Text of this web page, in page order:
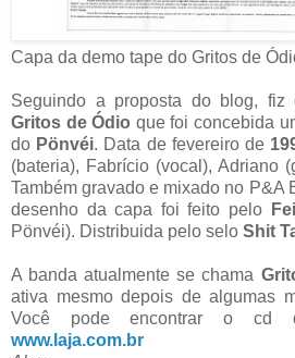
Capa da demo tape do Gritos de
Seguindo a proposta do blog,
Gritos de Ódio que foi concebida
do Pönvéi. Data de fevereiro de
(bateria), Fabrício (vocal), Adriano
Também gravado e mixado no P&A
desenho da capa foi feito pelo
Pönvéi). Distribuida pelo selo Shit
A banda atualmente se chama
ativa mesmo depois de algumas
Você pode encontrar o cd
www.laja.com.br